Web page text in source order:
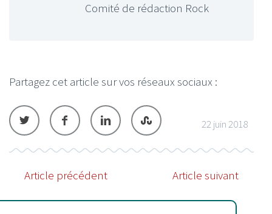
Comité de rédaction Rock
Partagez cet article sur vos réseaux sociaux :
22 juin 2018
Article précédent Article suivant